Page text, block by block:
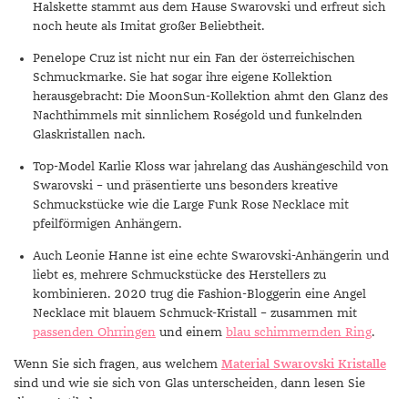
Halskette stammt aus dem Hause Swarovski und erfreut sich
noch heute als Imitat großer Beliebtheit.
Penelope Cruz ist nicht nur ein Fan der österreichischen
Schmuckmarke. Sie hat sogar ihre eigene Kollektion
herausgebracht: Die MoonSun-Kollektion ahmt den Glanz des
Nachthimmels mit sinnlichem Roségold und funkelnden
Glaskristallen nach.
Top-Model Karlie Kloss war jahrelang das Aushängeschild von
Swarovski – und präsentierte uns besonders kreative
Schmuckstücke wie die Large Funk Rose Necklace mit
pfeilförmigen Anhängern.
Auch Leonie Hanne ist eine echte Swarovski-Anhängerin und
liebt es, mehrere Schmuckstücke des Herstellers zu
kombinieren. 2020 trug die Fashion-Bloggerin eine Angel
Necklace mit blauem Schmuck-Kristall – zusammen mit
passenden Ohrringen und einem blau schimmernden Ring.
Wenn Sie sich fragen, aus welchem Material Swarovski Kristalle
sind und wie sie sich von Glas unterscheiden, dann lesen Sie